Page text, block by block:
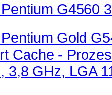
G4560
Gold
Cache -
3,8 GHz, LGA